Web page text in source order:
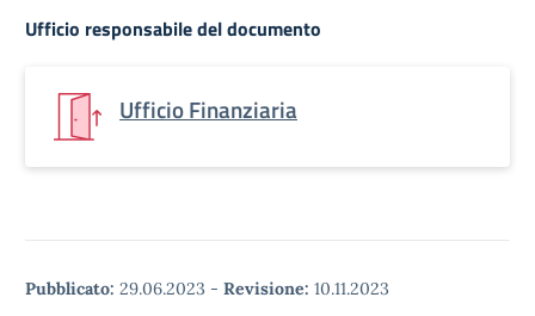
Ufficio responsabile del documento
Ufficio Finanziaria
Pubblicato: 29.06.2023 - Revisione: 10.11.2023